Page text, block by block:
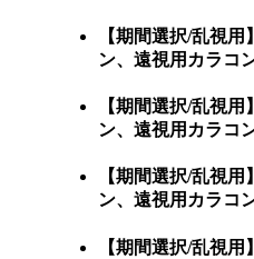
【期間選択/乱視
ン、遠視用カラコ
【期間選択/乱視
ン、遠視用カラコ
【期間選択/乱視
ン、遠視用カラコ
【期間選択/乱視